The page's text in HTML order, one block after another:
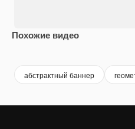
Похожие видео
абстрактный баннер